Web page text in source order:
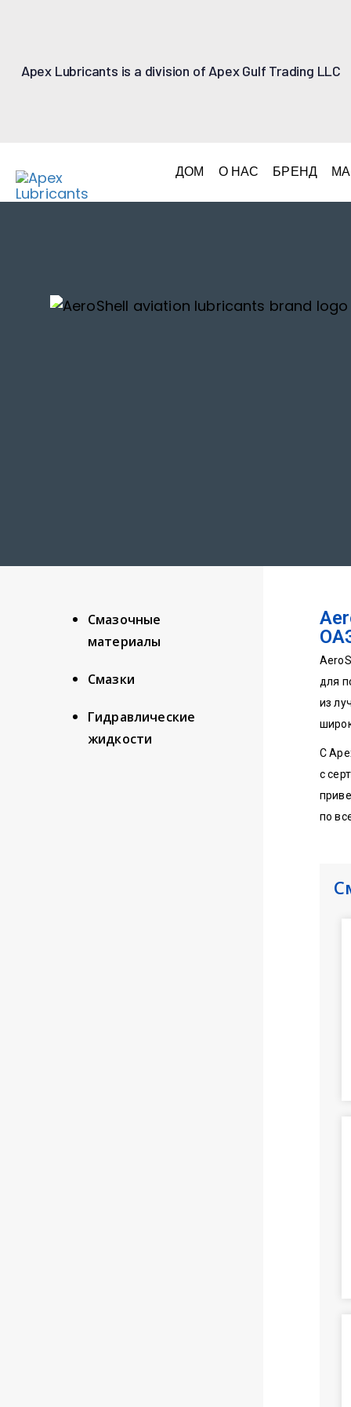
Apex Lubricants is a division of Apex Gulf Trading LLC
ДОМ О НАС БРЕНД
Смазочные
материалы
Смазки
Гидравлические
жидкости
для
из
С
с
по